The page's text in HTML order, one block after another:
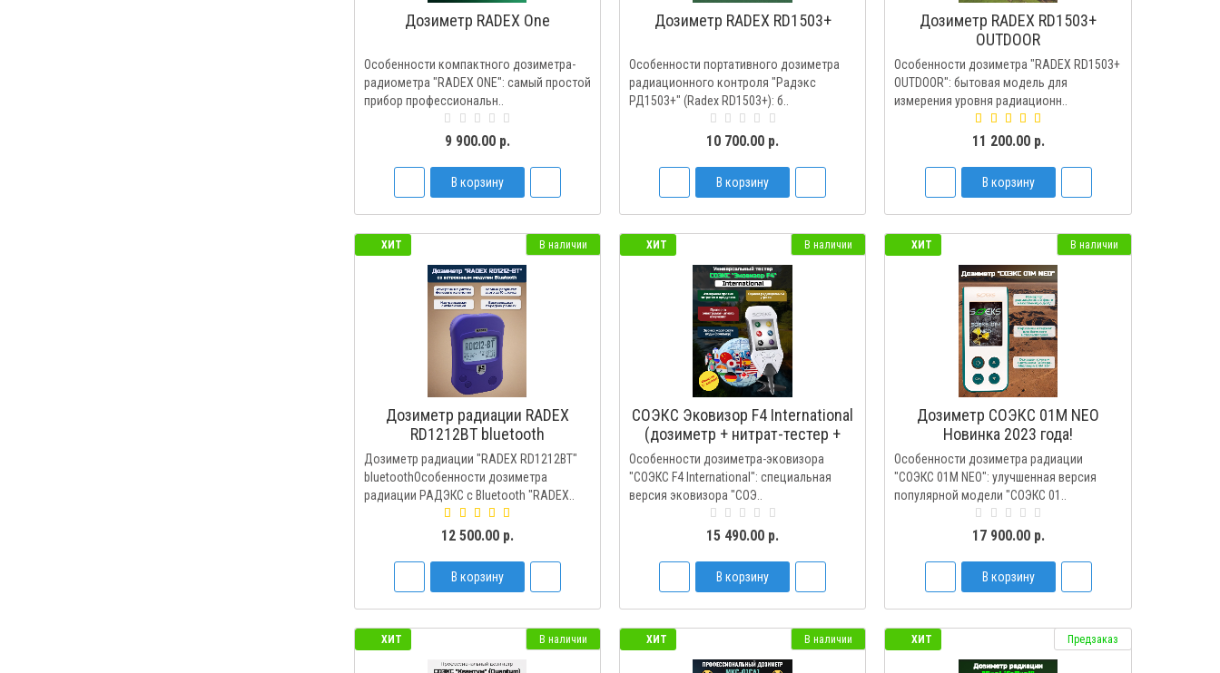
Дозиметр RADEX One
Особенности компактного дозиметра-
радиометра "RADEX ONE": самый простой
прибор профессиональн..
9 900.00 р.
В корзину
Дозиметр RADEX RD1503+
Особенности портативного дозиметра
радиационного контроля "Радэкс
РД1503+" (Radex RD1503+): б..
10 700.00 р.
В корзину
Дозиметр RADEX RD1503+
OUTDOOR
Особенности дозиметра "RADEX RD1503+
OUTDOOR": бытовая модель для
измерения уровня радиационн..
11 200.00 р.
В корзину
ХИТ В наличии
Дозиметр радиации RADEX
RD1212BT bluetooth
Дозиметр радиации "RADEX RD1212BT"
bluetoothОсобенности дозиметра
радиации РАДЭКС с Bluetooth "RADEX..
12 500.00 р.
В корзину
ХИТ В наличии
СОЭКС Эковизор F4 International
(дозиметр + нитрат-тестер +
анализатор воды + индикатор
ЭМ-поля)
Особенности дозиметра-эковизора
"СОЭКС F4 International": специальная
версия эковизора "СОЭ..
15 490.00 р.
В корзину
ХИТ В наличии
Дозиметр СОЭКС 01М NEO
Новинка 2023 года!
Особенности дозиметра радиации
"СОЭКС 01М NEO": улучшенная версия
популярной модели "СОЭКС 01..
17 900.00 р.
В корзину
ХИТ В наличии ХИТ В наличии ХИТ Предзаказ